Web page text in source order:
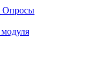
Опросы